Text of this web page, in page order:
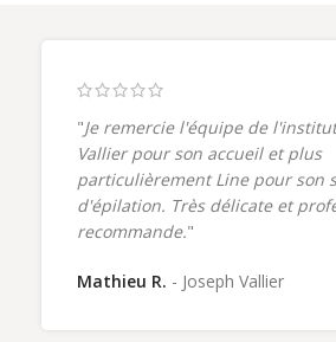
"Je remercie l'équipe de
Vallier pour son accueil et plus
particulièrement Line pour son
d'épilation. Très délicate et
recommande."
Mathieu R. Joseph Vallier